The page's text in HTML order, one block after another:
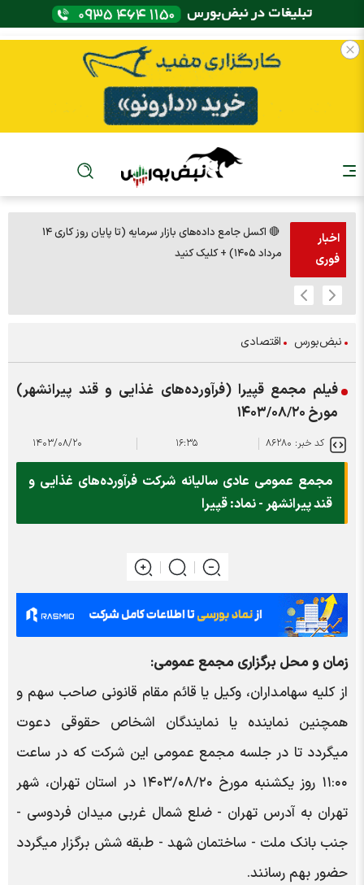
اخبار
فوری
🔴 اکسل جامع داده‌های بازار سرمایه (تا پایان روز کاری ۱۴
مرداد ۱۴۰۵) + کلیک کنید
نبض‌بورس اقتصادی
فیلم مجمع قپیرا (فرآورده‌های غذایی و قند پیرانشهر)
مورخ ۱۴۰۳/۰۸/۲۰
کد خبر: ۸۶۲۸۰ ۱۶:۳۵ ۱۴۰۳/۰۸/۲۰
مجمع عمومی عادی سالیانه شرکت فرآورده‌های غذایی و
قند پیرانشهر - نماد: قپیرا
زمان و محل برگزاری مجمع عمومی:
از کلیه سهامداران، وکیل یا قائم مقام قانونی صاحب سهم و
همچنین نماینده یا نمایندگان اشخاص حقوقی دعوت
میگردد تا در جلسه مجمع عمومی این شرکت که در ساعت
۱۱:۰۰ روز یکشنبه مورخ ۱۴۰۳/۰۸/۲۰ در استان تهران، شهر
تهران به آدرس تهران - ضلع شمال غربی میدان فردوسی -
جنب بانک ملت - ساختمان شهد - طبقه شش برگزار میگردد
حضور بهم رسانند.